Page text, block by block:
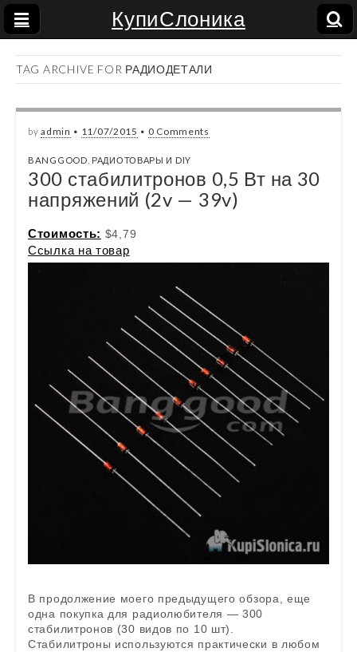
КупиСлоника
TAG ARCHIVE FOR РАДИОДЕТАЛИ
byadmin • 11/07/2015 • 0 Comments
BANGGOOD РАДИОТОВАРЫ И DIY
300 стабилитронов 0,5 Вт на 30
напряжений (2v — 39v)
Стоимость: $4,79
Ссылка на товар
В продолжение моего предыдущего обзора, еще
одна покупка для радиолюбителя — 300
стабилитронов (30 видов по 10 шт).
Стабилитроны используются практически в любом